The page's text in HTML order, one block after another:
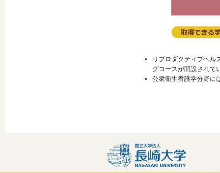
リプロダクティブヘル
グコースが開設されて
公衆衛生看護学分野に